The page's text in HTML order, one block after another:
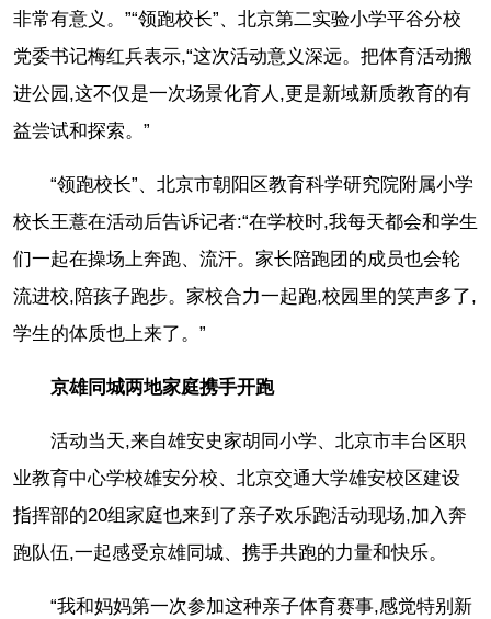
非常有意义。”“领跑校长”、北京第二实验小学平谷分校
党委书记梅红兵表示,“这次活动意义深远。把体育活动搬
进公园,这不仅是一次场景化育人,更是新域新质教育的有
益尝试和探索。”
“领跑校长”、北京市朝阳区教育科学研究院附属小学
校长王薏在活动后告诉记者:“在学校时,我每天都会和学生
们一起在操场上奔跑、流汗。家长陪跑团的成员也会轮
流进校,陪孩子跑步。家校合力一起跑,校园里的笑声多了,
学生的体质也上来了。”
京雄同城两地家庭携手开跑
活动当天,来自雄安史家胡同小学、北京市丰台区职
业教育中心学校雄安分校、北京交通大学雄安校区建设
指挥部的20组家庭也来到了亲子欢乐跑活动现场,加入奔
跑队伍,一起感受京雄同城、携手共跑的力量和快乐。
“我和妈妈第一次参加这种亲子体育赛事,感觉特别新